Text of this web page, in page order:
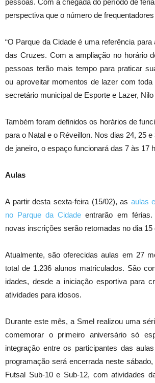
pessoas. Com a chegada do período de
perspectiva que o número de
“O Parque da Cidade é uma referência
das Cruzes. Com a ampliação no horário
pessoas terão mais tempo para praticar
ou aproveitar momentos de lazer com toda
secretário municipal de Esporte e Lazer,
Também foram definidos os horários de
para o Natal e o Réveillon. Nos dias 24, 25 e
de janeiro, o espaço funcionará das 7 às 17
Aulas
A partir desta sexta-feira (15/02), as aulas
no Parque da Cidade entrarão em
novas inscrições serão retomadas no dia 15
Atualmente, são oferecidas aulas em 27
total de 1.236 alunos matriculados. São
idades, desde a iniciação esportiva para
atividades para idosos.
Durante este mês, a Smel realizou uma
comemorar o primeiro aniversário só
integração entre os participantes das
programação será encerrada neste
Futsal Sub-10 e Sub-12, com atividades